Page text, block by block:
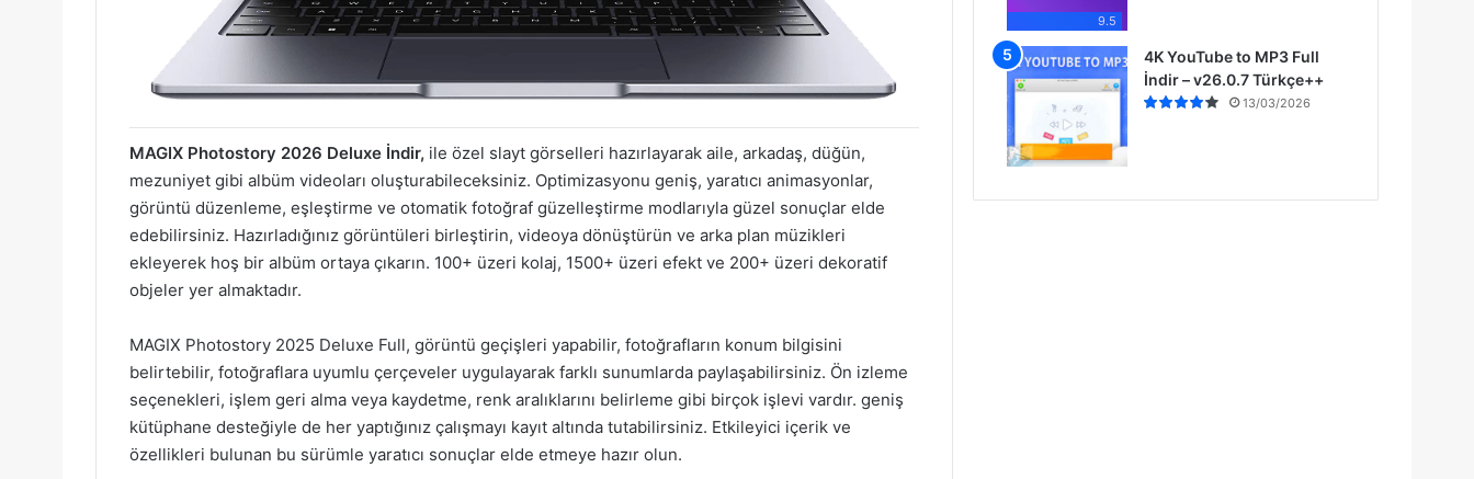
MAGIX Photostory 2026 Deluxe İndir, ile özel slayt görselleri hazırlayarak aile, arkadaş, düğün,
mezuniyet gibi albüm videoları oluşturabileceksiniz. Optimizasyonu geniş, yaratıcı animasyonlar,
görüntü düzenleme, eşleştirme ve otomatik fotoğraf güzelleştirme modlarıyla güzel sonuçlar elde
edebilirsiniz. Hazırladığınız görüntüleri birleştirin, videoya dönüştürün ve arka plan müzikleri
ekleyerek hoş bir albüm ortaya çıkarın. 100+ üzeri kolaj, 1500+ üzeri efekt ve 200+ üzeri dekoratif
objeler yer almaktadır.
MAGIX Photostory 2025 Deluxe Full, görüntü geçişleri yapabilir, fotoğrafların konum bilgisini
belirtebilir, fotoğraflara uyumlu çerçeveler uygulayarak farklı sunumlarda paylaşabilirsiniz. Ön izleme
seçenekleri, işlem geri alma veya kaydetme, renk aralıklarını belirleme gibi birçok işlevi vardır. geniş
kütüphane desteğiyle de her yaptığınız çalışmayı kayıt altında tutabilirsiniz. Etkileyici içerik ve
özellikleri bulunan bu sürümle yaratıcı sonuçlar elde etmeye hazır olun.
9.5
4K YouTube to MP3 Full
İndir – v26.0.7 Türkçe++
13/03/2026